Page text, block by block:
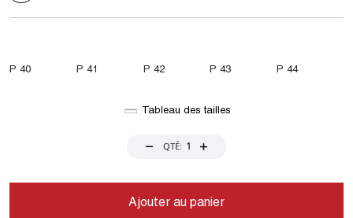
P 40 P 41 P 42 P 43 P 44
Tableau des tailles
QTÉ:
Ajouter au panier